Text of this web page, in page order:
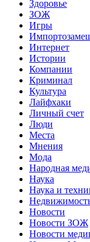
Здоровье
ЗОЖ
Игры
Интернет
Истории
Компании
Криминал
Культура
Лайфхаки
Личный счет
Люди
Места
Мнения
Мода
Народная
Наука
Наука и
Новости
Новости ЗОЖ
Новости